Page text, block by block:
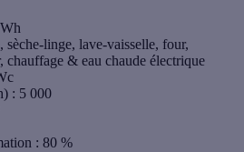
sèche-linge, lave-vaisselle, four,
chauffage & eau chaude électrique
: 5 000
: 80 %